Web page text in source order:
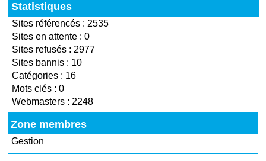
Statistiques
Sites référencés : 2535
Sites en attente : 0
Sites refusés : 2977
Sites bannis : 10
Catégories : 16
Mots clés : 0
Webmasters : 2248
Zone membres
Gestion